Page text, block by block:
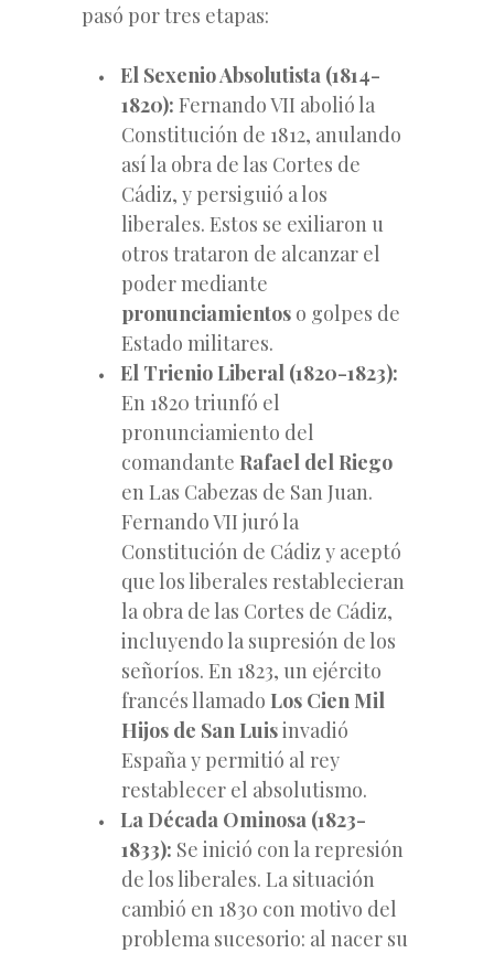
pasó por tres etapas:
El Sexenio Absolutista (1814-
1820): Fernando VII abolió la
Constitución de 1812, anulando
así la obra de las Cortes de
Cádiz, y persiguió a los
liberales. Estos se exiliaron u
otros trataron de alcanzar el
poder mediante
pronunciamientos o golpes de
Estado militares.
El Trienio Liberal (1820-1823):
En 1820 triunfó el
pronunciamiento del
comandante Rafael del Riego
en Las Cabezas de San Juan.
Fernando VII juró la
Constitución de Cádiz y aceptó
que los liberales restablecieran
la obra de las Cortes de Cádiz,
incluyendo la supresión de los
señoríos. En 1823, un ejército
francés llamado Los Cien Mil
Hijos de San Luisinvadió
España y permitió al rey
restablecer el absolutismo.
La Década Ominosa (1823-
1833): Se inició con la represión
de los liberales. La situación
cambió en 1830 con motivo del
problema sucesorio: al nacer su